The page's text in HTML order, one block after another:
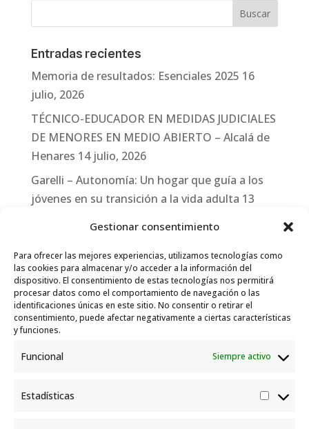
Gestionar consentimiento
Para ofrecer las mejores experiencias, utilizamos tecnologías como
las cookies para almacenar y/o acceder a la información del
dispositivo. El consentimiento de estas tecnologías nos permitirá
procesar datos como el comportamiento de navegación o las
identificaciones únicas en este sitio. No consentir o retirar el
consentimiento, puede afectar negativamente a ciertas características
y funciones.
Funcional Siempre activo
Estadísticas
Entradas recientes
Memoria de resultados: Esenciales 2025 16
julio, 2026
TÉCNICO-EDUCADOR EN MEDIDAS JUDICIALES
DE MENORES EN MEDIO ABIERTO – Alcalá de
Henares 14 julio, 2026
Garelli – Autonomía: Un hogar que guía a los
jóvenes en su transición a la vida adulta 13
Garelli-Refugio: Acciones de empleo en el
marco del Sistema de Acogida de Protección
Internacional 10 julio, 2026